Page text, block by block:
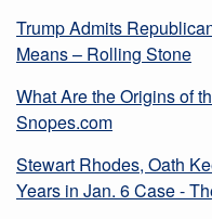
Trump Admits
Means – Rolling Stone
What Are the Origins of
Snopes.com
Stewart Rhodes, Oath
Years in Jan. 6 Case -